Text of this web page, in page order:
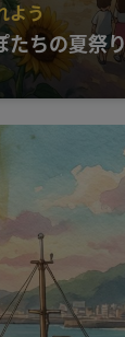
よう
たちの夏祭り